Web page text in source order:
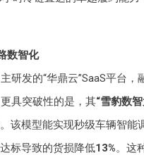
数智化
研发的“华鼎云”SaaS平台，
具突破性的是，其“雪豹数
该模型能实现秒级车辆智能
标导致的货损降低13%。这